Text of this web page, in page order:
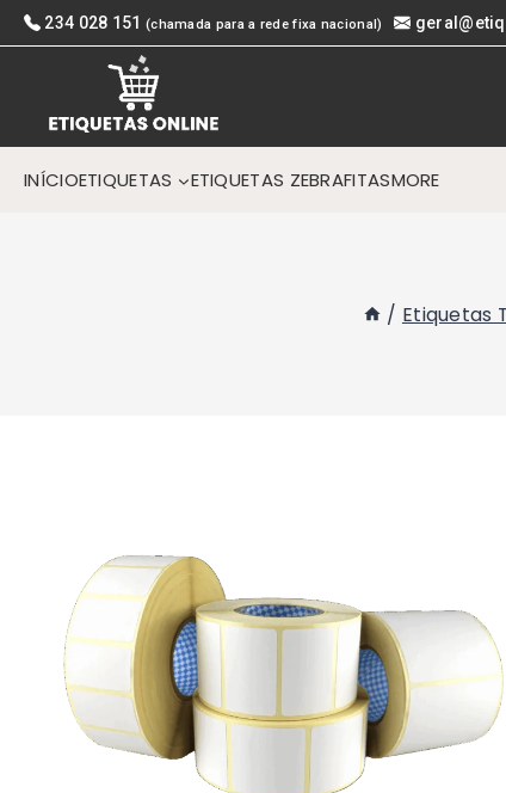
Skip
to
234 028 151 (chamada para a rede fixa nacional)
INÍCIOETIQUETAS ETIQUETAS ZEBRAFITASMORE
/ Etiquetas